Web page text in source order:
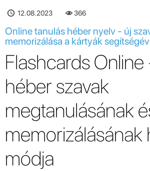
12.08.2023 366
Online tanulás héber nyelv - új
memorizálása a kártyák
Flashcards
héber szavak
megtanulásának
memorizálásának
módja